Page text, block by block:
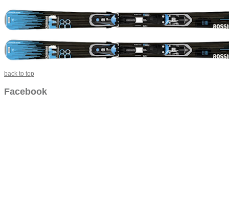
back to top
Facebook